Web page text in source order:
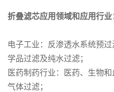
折叠滤芯应用领域和应用行业
电子工业：反渗透水系统预
学品过滤及纯水过滤；
医药制药行业：医药、生物
气体过滤；